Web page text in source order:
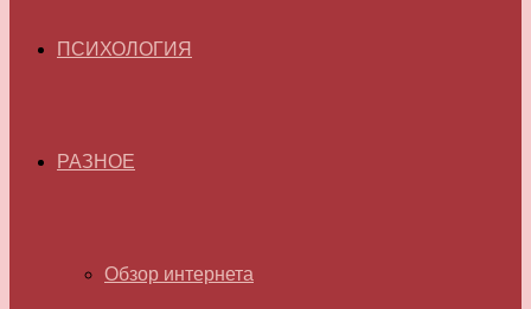
ПСИХОЛОГИЯ
РАЗНОЕ
Обзор интернета